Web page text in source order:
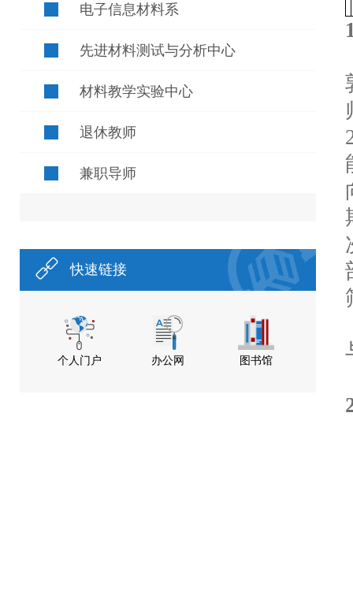
电子信息材料系
先进材料测试与分析中心
材料教学实验中心
退休教师
兼职导师
快速链接
个人门户 办公网 图书馆